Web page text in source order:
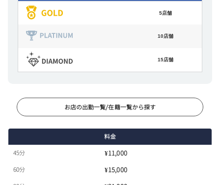
5店舗
10店舗
15店舗
お店の出勤一覧/在籍一覧から探す
料金
45分
¥11,000
60分 ¥15,000